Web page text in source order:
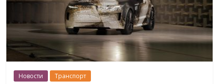
Новости Транспорт